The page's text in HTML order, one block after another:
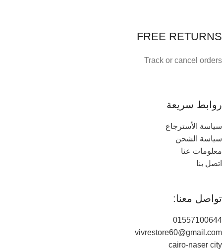
FREE RETURNS
Track or cancel orders
روابط سريعة
سياسة الأسترجاع
سياسة الشحن
معلومات عنا
اتصل بنا
تواصل معنا:
01557100644
vivrestore60@gmail.com
cairo-naser city